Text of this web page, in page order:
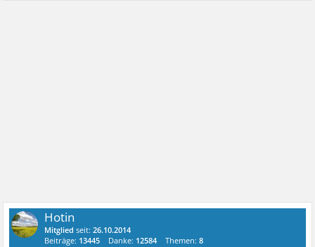
Hotin
Mitglied seit:26.10.2014
Beiträge: 13445 Danke: 12584 Themen:8